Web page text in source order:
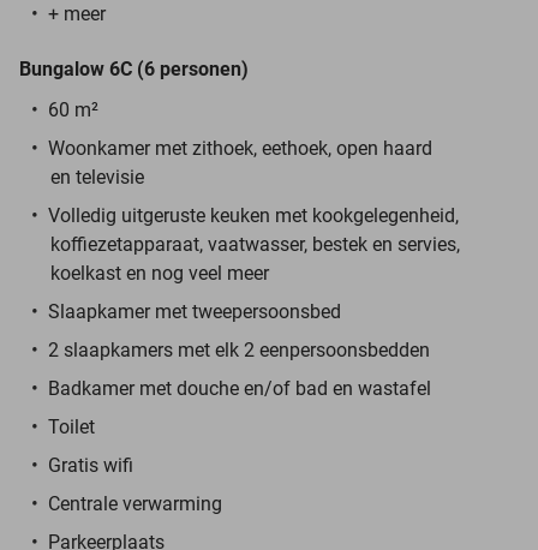
+ meer
Bungalow 6C (6 personen)
60 m²
Woonkamer met zithoek, eethoek, open haard
en televisie
Volledig uitgeruste keuken met kookgelegenheid,
koffiezetapparaat, vaatwasser, bestek en servies,
koelkast en nog veel meer
Slaapkamer met tweepersoonsbed
2 slaapkamers met elk 2 eenpersoonsbedden
Badkamer met douche en/of bad en wastafel
Toilet
Gratis wifi
Centrale verwarming
Parkeerplaats